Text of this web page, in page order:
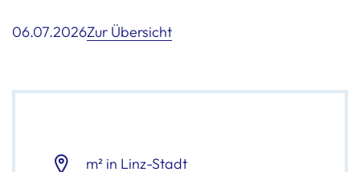
06.07.2026Zur Übersicht
m² in Linz-Stadt